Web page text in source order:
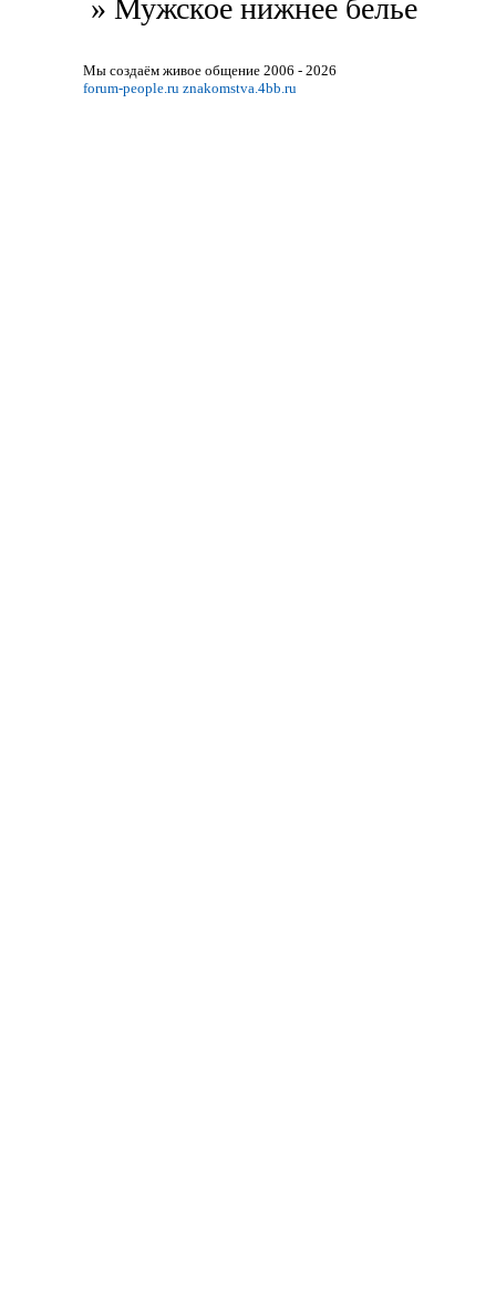
» Мужское нижнее белье
Мы создаём живое общение 2006 - 2026
forum-people.ru znakomstva.4bb.ru